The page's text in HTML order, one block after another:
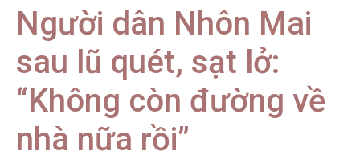
Người dân Nhôn Mai
sau lũ quét, sạt lở:
“Không còn đường về
nhà nữa rồi”